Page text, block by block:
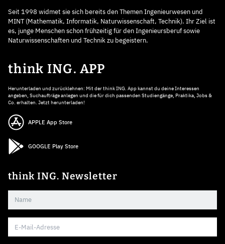
Seit 1998 widmet sie sich bereits den Themen Ingenieurwesen und
MINT (Mathematik, Informatik, Naturwissenschaft, Technik). Ihr Ziel ist
es, junge Menschen schon frühzeitig für den Ingenieursberuf sowie
Naturwissenschaften und Technik zu begeistern.
think ING. APP
Herunterladen und zurücklehnen: Mit der think ING. App kannst du deine Interessen
angeben, Suchaufträge anlegen und die für dich passenden Studiengänge, Praktika, Jobs &
Co. erhalten. Jetzt herunterladen!
APPLE App Store
GOOGLE Play Store
think ING. Newsletter